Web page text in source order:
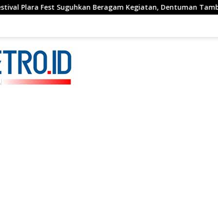
Beragam Kegiatan, Dentuman Tambur Tandai di